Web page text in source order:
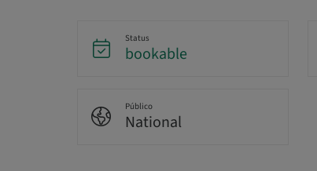
Status
bookable
Público
National